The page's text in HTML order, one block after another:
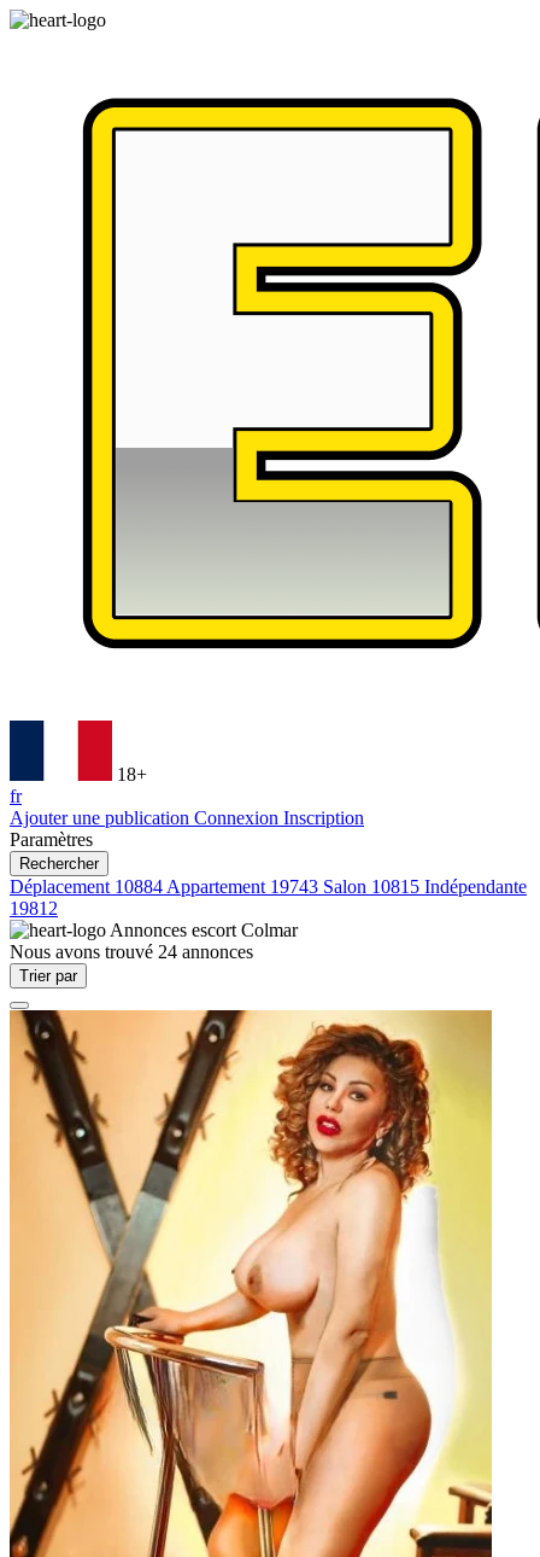
18+
fr
Ajouter une publication Connexion Inscription
Paramètres
Rechercher
Déplacement 10884 Appartement 19743 Salon 10815 Indépendante
19812
Annonces escort Colmar
Nous avons trouvé 24 annonces
Trier par